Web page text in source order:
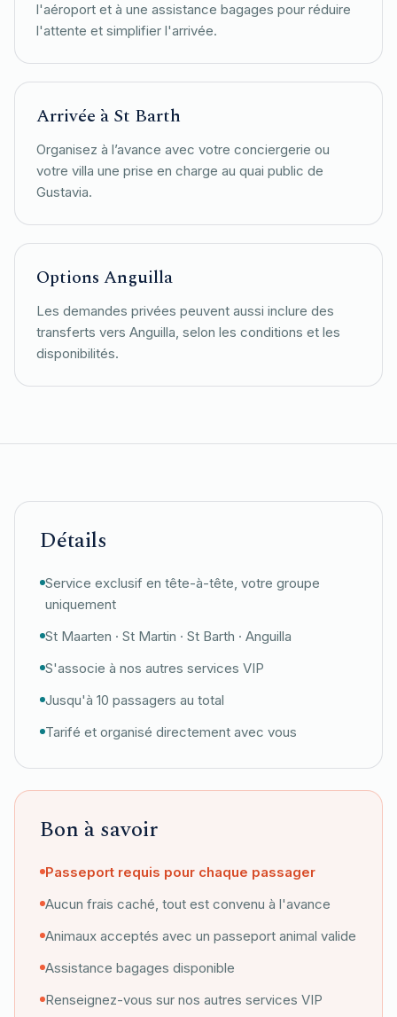
l'aéroport et à une assistance bagages pour réduire
l'attente et simplifier l'arrivée.
Arrivée à St Barth
Organisez à l’avance avec votre conciergerie ou
votre villa une prise en charge au quai public de
Gustavia.
Options Anguilla
Les demandes privées peuvent aussi inclure des
transferts vers Anguilla, selon les conditions et les
disponibilités.
Détails
Service exclusif en tête-à-tête, votre groupe
uniquement
St Maarten · St Martin · St Barth · Anguilla
S'associe à nos autres services VIP
Jusqu'à 10 passagers au total
Tarifé et organisé directement avec vous
Bon à savoir
Passeport requis pour chaque passager
Aucun frais caché, tout est convenu à l'avance
Animaux acceptés avec un passeport animal valide
Assistance bagages disponible
Renseignez-vous sur nos autres services VIP